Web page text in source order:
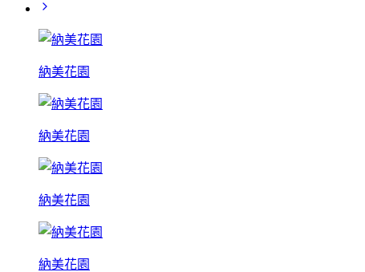
納美花園
納美花園
納美花園
納美花園